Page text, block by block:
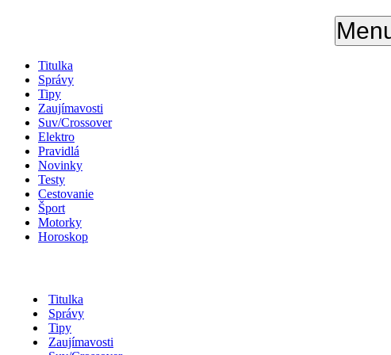
Titulka
Správy
Tipy
Zaujímavosti
Suv/Crossover
Elektro
Pravidlá
Novinky
Testy
Cestovanie
Šport
Motorky
Horoskop
Titulka
Správy
Tipy
Zaujímavosti